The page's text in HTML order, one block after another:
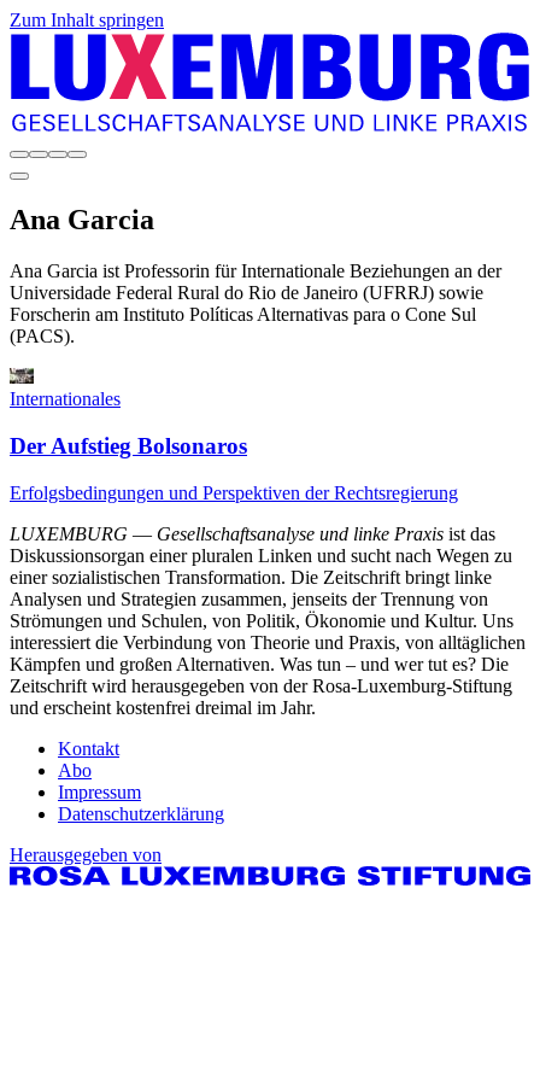
Zum Inhalt springen
Ana Garcia
Ana Garcia ist Professorin für Internationale Beziehungen an der
Universidade Federal Rural do Rio de Janeiro (UFRRJ) sowie
Forscherin am Instituto Políticas Alternativas para o Cone Sul
(PACS).
Internationales
Der Aufstieg Bolsonaros
Erfolgsbedingungen und Perspektiven der Rechtsregierung
LUXEMBURG — Gesellschaftsanalyse und linke Praxis ist das
Diskussionsorgan einer pluralen Linken und sucht nach Wegen zu
einer sozialistischen Transformation. Die Zeitschrift bringt linke
Analysen und Strategien zusammen, jenseits der Trennung von
Strömungen und Schulen, von Politik, Ökonomie und Kultur. Uns
interessiert die Verbindung von Theorie und Praxis, von alltäglichen
Kämpfen und großen Alternativen. Was tun – und wer tut es? Die
Zeitschrift wird herausgegeben von der Rosa-Luxemburg-Stiftung
und erscheint kostenfrei dreimal im Jahr.
Kontakt
Abo
Impressum
Datenschutzerklärung
Herausgegeben von